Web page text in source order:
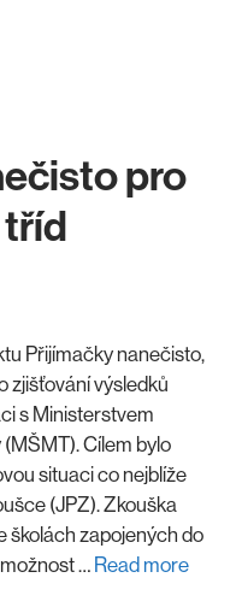
pro
Přijímačky nanečisto,
zjišťování výsledků
s Ministerstvem
Cílem bylo
situaci co nejblíže
(JPZ). Zkouška
školách zapojených do
… Read more